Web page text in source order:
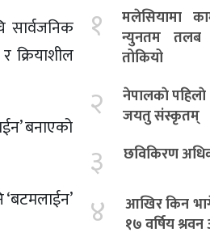
क्रियाशील
बनाएको
१
मलेसियामा
न्युनतम
तोकियो
२
नेपालकाे पहिलाे
जयतु संस्कृतम्‌
३ छविकिरण
४
आखिर किन
१७ वर्षिय